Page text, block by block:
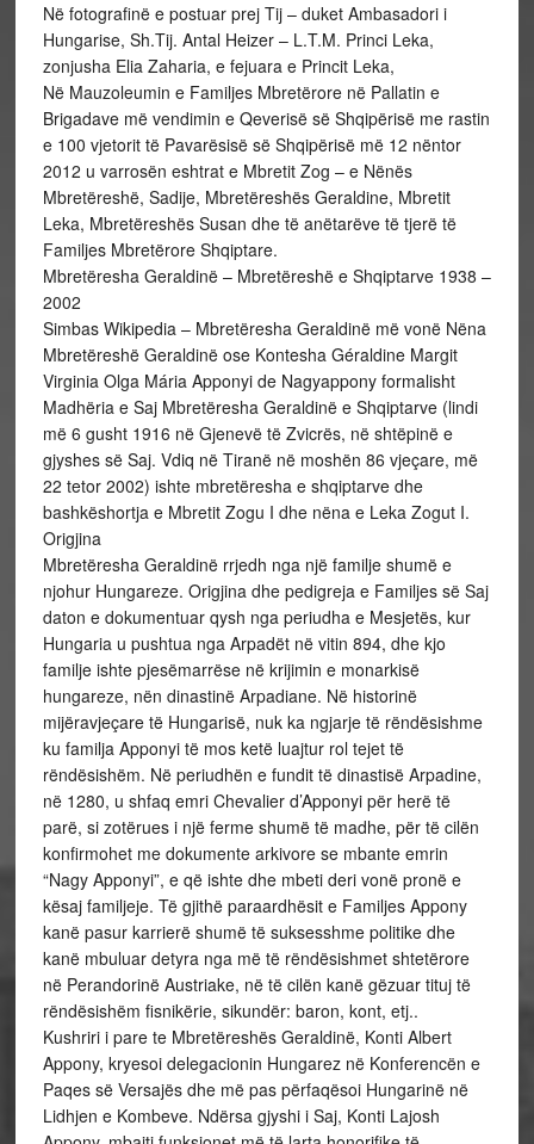
Në fotografinë e postuar prej Tij – duket Ambasadori i
Hungarise, Sh.Tij. Antal Heizer – L.T.M. Princi Leka,
zonjusha Elia Zaharia, e fejuara e Princit Leka,
Në Mauzoleumin e Familjes Mbretërore në Pallatin e
Brigadave më vendimin e Qeverisë së Shqipërisë me rastin
e 100 vjetorit të Pavarësisë së Shqipërisë më 12 nëntor
2012 u varrosën eshtrat e Mbretit Zog – e Nënës
Mbretëreshë, Sadije, Mbretëreshës Geraldine, Mbretit
Leka, Mbretëreshës Susan dhe të anëtarëve të tjerë të
Familjes Mbretërore Shqiptare.
Mbretëresha Geraldinë – Mbretëreshë e Shqiptarve 1938 –
2002
Simbas Wikipedia – Mbretëresha Geraldinë më vonë Nëna
Mbretëreshë Geraldinë ose Kontesha Géraldine Margit
Virginia Olga Mária Apponyi de Nagyappony formalisht
Madhëria e Saj Mbretëresha Geraldinë e Shqiptarve (lindi
më 6 gusht 1916 në Gjenevë të Zvicrës, në shtëpinë e
gjyshes së Saj. Vdiq në Tiranë në moshën 86 vjeçare, më
22 tetor 2002) ishte mbretëresha e shqiptarve dhe
bashkëshortja e Mbretit Zogu I dhe nëna e Leka Zogut I.
Origjina
Mbretëresha Geraldinë rrjedh nga një familje shumë e
njohur Hungareze. Origjina dhe pedigreja e Familjes së Saj
daton e dokumentuar qysh nga periudha e Mesjetës, kur
Hungaria u pushtua nga Arpadët në vitin 894, dhe kjo
familje ishte pjesëmarrëse në krijimin e monarkisë
hungareze, nën dinastinë Arpadiane. Në historinë
mijëravjeçare të Hungarisë, nuk ka ngjarje të rëndësishme
ku familja Apponyi të mos ketë luajtur rol tejet të
rëndësishëm. Në periudhën e fundit të dinastisë Arpadine,
në 1280, u shfaq emri Chevalier d’Apponyi për herë të
parë, si zotërues i një ferme shumë të madhe, për të cilën
konfirmohet me dokumente arkivore se mbante emrin
“Nagy Apponyi”, e që ishte dhe mbeti deri vonë pronë e
kësaj familjeje. Të gjithë paraardhësit e Familjes Appony
kanë pasur karrierë shumë të suksesshme politike dhe
kanë mbuluar detyra nga më të rëndësishmet shtetërore
në Perandorinë Austriake, në të cilën kanë gëzuar tituj të
rëndësishëm fisnikërie, sikundër: baron, kont, etj..
Kushriri i pare te Mbretëreshës Geraldinë, Konti Albert
Appony, kryesoi delegacionin Hungarez në Konferencën e
Paqes së Versajës dhe më pas përfaqësoi Hungarinë në
Lidhjen e Kombeve. Ndërsa gjyshi i Saj, Konti Lajosh